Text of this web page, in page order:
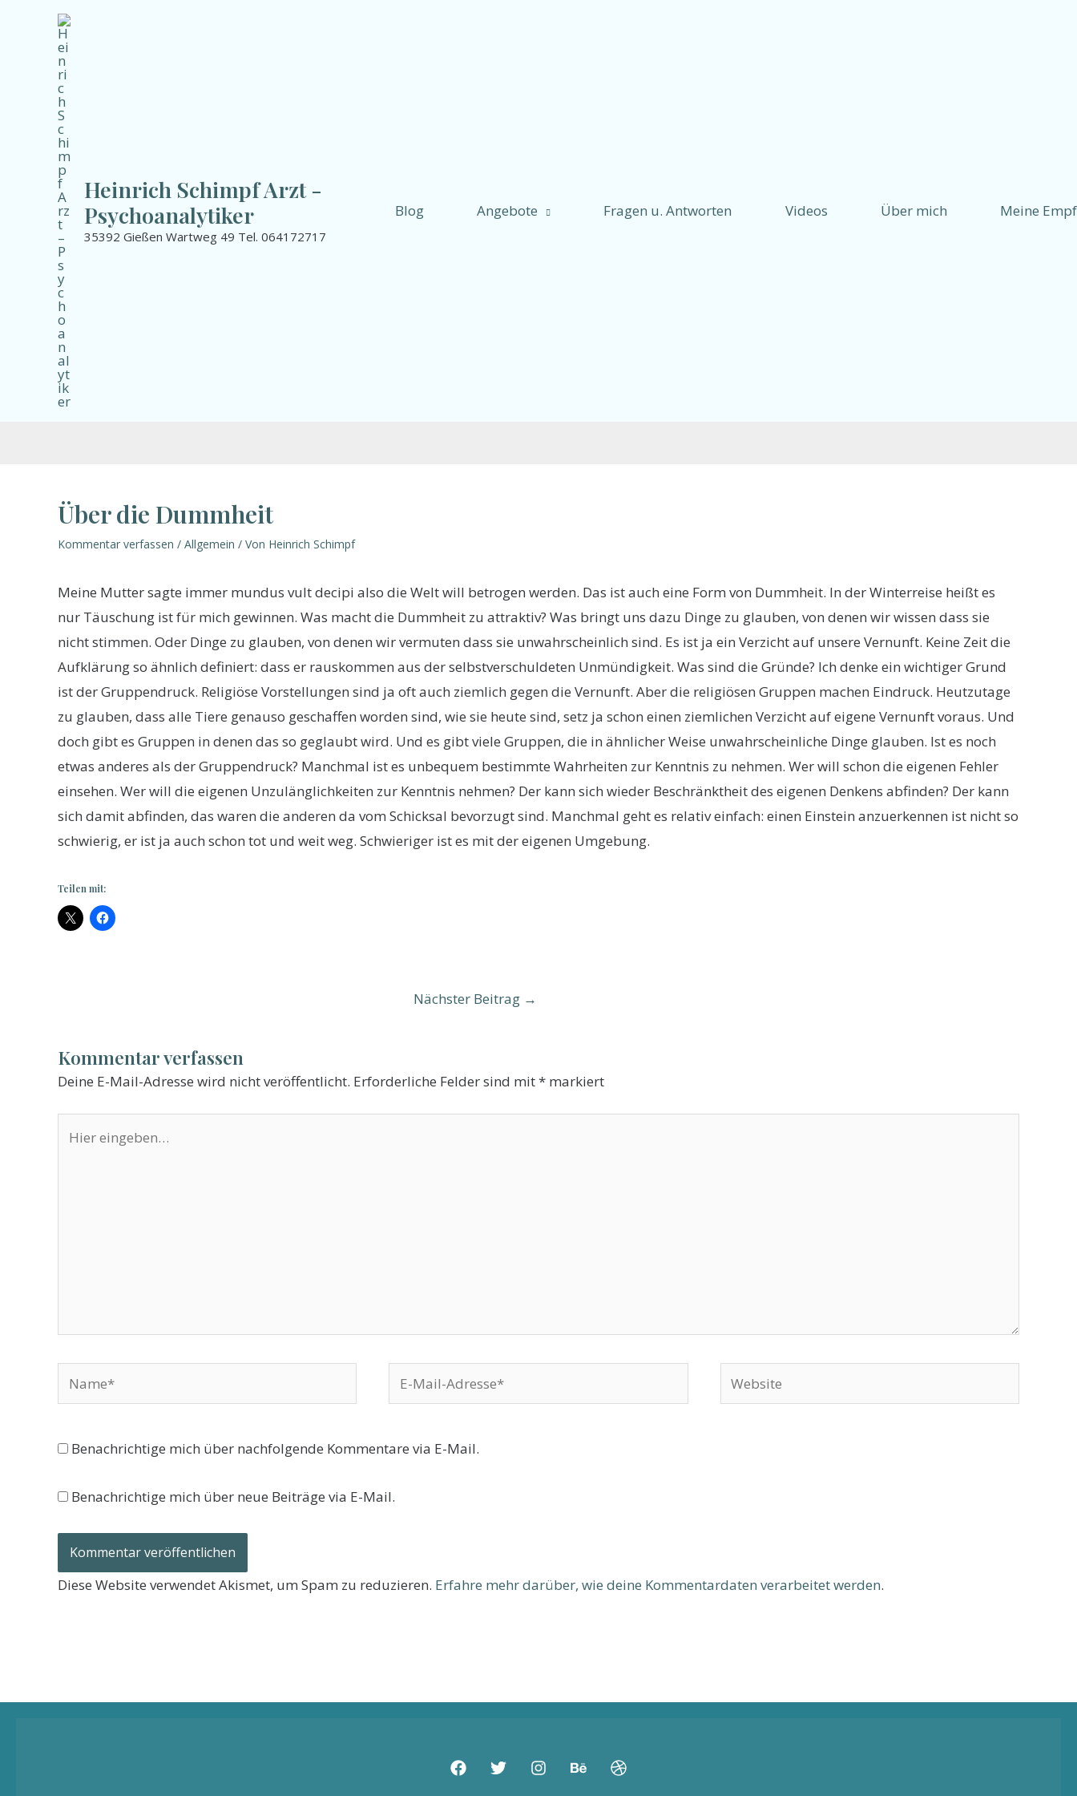
Heinrich Schimpf Arzt -
Psychoanalytiker
35392 Gießen Wartweg 49 Tel. 064172717
Blog Angebote Fragen u. Antworten Videos Über mich Meine
Über die Dummheit
Kommentar verfassen / Allgemein / Von Heinrich Schimpf
Meine Mutter sagte immer mundus vult decipi also die Welt will betrogen werden. Das ist auch eine Form von Dummheit. In der Winterreise heißt es
nur Täuschung ist für mich gewinnen. Was macht die Dummheit zu attraktiv? Was bringt uns dazu Dinge zu glauben, von denen wir wissen dass sie
nicht stimmen. Oder Dinge zu glauben, von denen wir vermuten dass sie unwahrscheinlich sind. Es ist ja ein Verzicht auf unsere Vernunft. Keine Zeit die
Aufklärung so ähnlich definiert: dass er rauskommen aus der selbstverschuldeten Unmündigkeit. Was sind die Gründe? Ich denke ein wichtiger Grund
ist der Gruppendruck. Religiöse Vorstellungen sind ja oft auch ziemlich gegen die Vernunft. Aber die religiösen Gruppen machen Eindruck. Heutzutage
zu glauben, dass alle Tiere genauso geschaffen worden sind, wie sie heute sind, setz ja schon einen ziemlichen Verzicht auf eigene Vernunft voraus. Und
doch gibt es Gruppen in denen das so geglaubt wird. Und es gibt viele Gruppen, die in ähnlicher Weise unwahrscheinliche Dinge glauben. Ist es noch
etwas anderes als der Gruppendruck? Manchmal ist es unbequem bestimmte Wahrheiten zur Kenntnis zu nehmen. Wer will schon die eigenen Fehler
einsehen. Wer will die eigenen Unzulänglichkeiten zur Kenntnis nehmen? Der kann sich wieder Beschränktheit des eigenen Denkens abfinden? Der kann
sich damit abfinden, das waren die anderen da vom Schicksal bevorzugt sind. Manchmal geht es relativ einfach: einen Einstein anzuerkennen ist nicht so
schwierig, er ist ja auch schon tot und weit weg. Schwieriger ist es mit der eigenen Umgebung.
Teilen mit:
Beitragsnavigation
Nächster Beitrag →
Kommentar verfassen
Deine E-Mail-Adresse wird nicht veröffentlicht. Erforderliche Felder sind mit* markiert
eingeben…
Name*
E-
Mail-
Website
Benachrichtige mich über nachfolgende Kommentare via E-Mail.
Benachrichtige mich über neue Beiträge via E-Mail.
Diese Website verwendet Akismet, um Spam zu reduzieren. Erfahre mehr darüber, wie deine Kommentardaten verarbeitet werden.